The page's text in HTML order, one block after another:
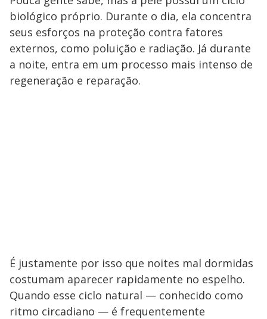
biológico próprio. Durante o dia, ela concentra
seus esforços na proteção contra fatores
externos, como poluição e radiação. Já durante
a noite, entra em um processo mais intenso de
regeneração e reparação.
É justamente por isso que noites mal dormidas
costumam aparecer rapidamente no espelho.
Quando esse ciclo natural — conhecido como
ritmo circadiano — é frequentemente